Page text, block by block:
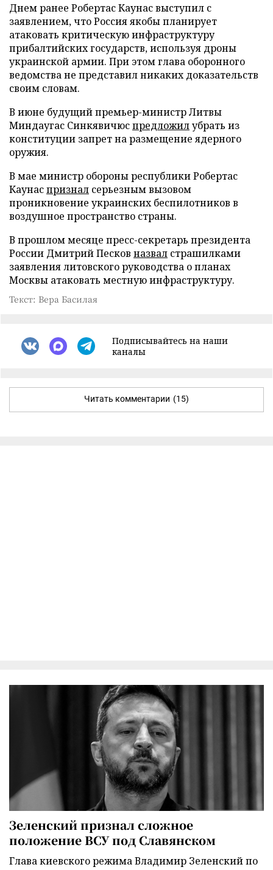
Днем ранее Робертас Каунас выступил с
заявлением, что Россия якобы планирует
атаковать критическую инфраструктуру
прибалтийских государств, используя дроны
украинской армии. При этом глава оборонного
ведомства не представил никаких доказательств
своим словам.
В июне будущий премьер-министр Литвы
Миндаугас Синкявичюспредложилубрать из
конституции запрет на размещение ядерного
оружия.
В мае министр обороны республики Робертас
Каунаспризнал серьезным вызовом
проникновение украинских беспилотников в
воздушное пространство страны.
В прошлом месяце пресс-секретарь президента
России Дмитрий Песков назвал страшилками
заявления литовского руководства о планах
Москвы атаковать местную инфраструктуру.
Текст: Вера Басилая
Подписывайтесь на наши
каналы
Читать комментарии (15)
Зеленский признал сложное
положение ВСУ под Славянском
Глава киевского режима Владимир Зеленский по